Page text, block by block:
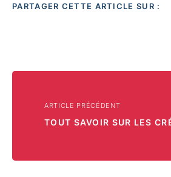
PARTAGER CETTE ARTICLE SUR :
ARTICLE PRÉCÉDENT
TOUT SAVOIR SUR LES